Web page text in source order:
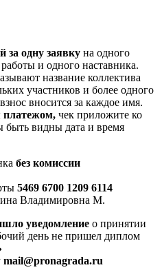
за одну заявку на одного
и одного наставника.
название коллектива
участников и более одного
вносится за каждое имя.
платежом, чек приложите ко
быть видны дата и время
без комиссии
5469 6700 1209 6114
Владимировна М.
уведомление о принятии
день не пришел диплом
mail@pronagrada.ru